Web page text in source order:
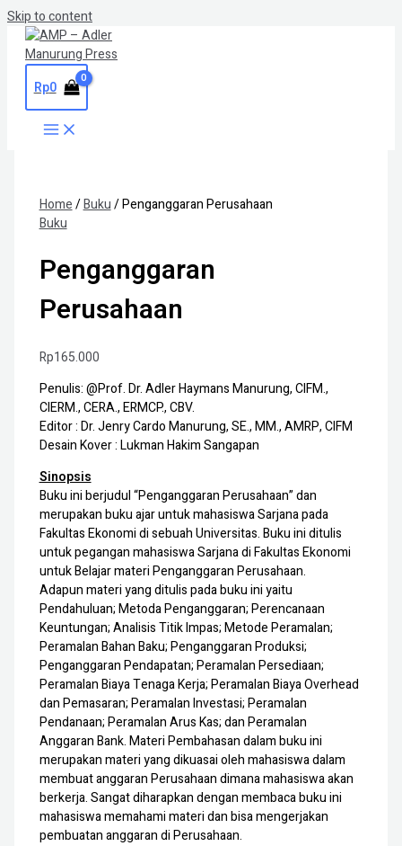
Skip to content
Rp0
Home/Buku/ Penganggaran Perusahaan
Buku
Penganggaran
Perusahaan
Rp165.000
Penulis: @Prof. Dr. Adler Haymans Manurung, CIFM.,
CIERM., CERA., ERMCP., CBV.
Editor : Dr. Jenry Cardo Manurung, SE., MM., AMRP, CIFM
Desain Kover : Lukman Hakim Sangapan
Sinopsis
Buku ini berjudul “Penganggaran Perusahaan” dan
merupakan buku ajar untuk mahasiswa Sarjana pada
Fakultas Ekonomi di sebuah Universitas. Buku ini ditulis
untuk pegangan mahasiswa Sarjana di Fakultas Ekonomi
untuk Belajar materi Penganggaran Perusahaan.
Adapun materi yang ditulis pada buku ini yaitu
Pendahuluan; Metoda Penganggaran; Perencanaan
Keuntungan; Analisis Titik Impas; Metode Peramalan;
Peramalan Bahan Baku; Penganggaran Produksi;
Penganggaran Pendapatan; Peramalan Persediaan;
Peramalan Biaya Tenaga Kerja; Peramalan Biaya Overhead
dan Pemasaran; Peramalan Investasi; Peramalan
Pendanaan; Peramalan Arus Kas; dan Peramalan
Anggaran Bank. Materi Pembahasan dalam buku ini
merupakan materi yang dikuasai oleh mahasiswa dalam
membuat anggaran Perusahaan dimana mahasiswa akan
berkerja. Sangat diharapkan dengan membaca buku ini
mahasiswa memahami materi dan bisa mengerjakan
pembuatan anggaran di Perusahaan.